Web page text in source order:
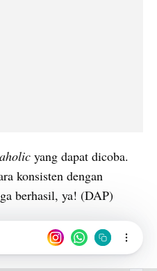
yang dapat dicoba.
konsisten dengan
berhasil, ya! (DAP)